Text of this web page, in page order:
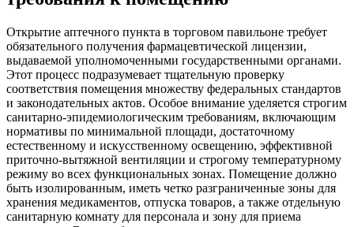
Открытие аптечного пункта в торговом павильоне требует
обязательного получения фармацевтической лицензии,
выдаваемой уполномоченными государственными органами.
Этот процесс подразумевает тщательную проверку
соответствия помещения множеству федеральных стандартов
и законодательных актов. Особое внимание уделяется строгим
санитарно-эпидемиологическим требованиям, включающим
нормативы по минимальной площади, достаточному
естественному и искусственному освещению, эффективной
приточно-вытяжной вентиляции и строгому температурному
режиму во всех функциональных зонах. Помещение должно
быть изолированным, иметь четко разграниченные зоны для
хранения медикаментов, отпуска товаров, а также отдельную
санитарную комнату для персонала и зону для приема